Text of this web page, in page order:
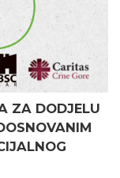
ZA DODJELU